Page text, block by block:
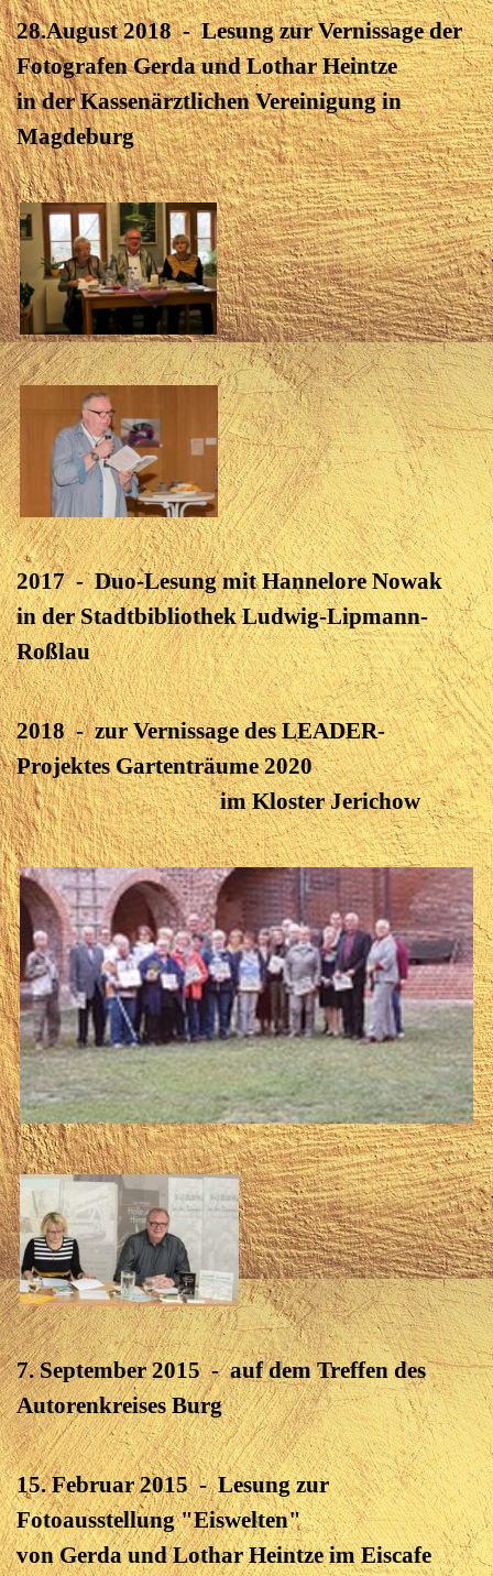
28.August 2018 - Lesung zur Vernissage der
Fotografen Gerda und Lothar Heintze
in der Kassenärztlichen Vereinigung in
Magdeburg
2017 - Duo-Lesung mit Hannelore Nowak
in der Stadtbibliothek Ludwig-Lipmann-
Roßlau
2018 - zur Vernissage des LEADER-
Projektes Gartenträume 2020
im Kloster Jerichow
7. September 2015 - auf dem Treffen des
Autorenkreises Burg
15. Februar 2015 - Lesung zur
Fotoausstellung "Eiswelten"
von Gerda und Lothar Heintze im Eiscafe